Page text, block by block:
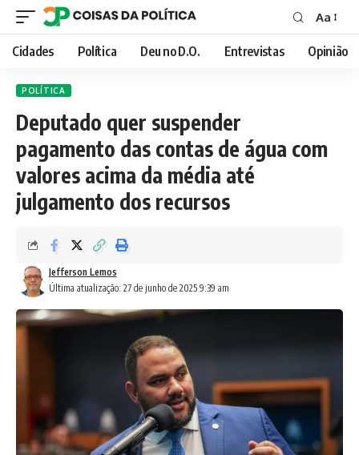
Font
Resizer
Aa
Cidades Política Deu no D.O. Entrevistas Opinião
POLÍTICA
Deputado quer suspender
pagamento das contas de água com
valores acima da média até
julgamento dos recursos
Última atualização: 27 de junho de 2025 9:39 am
Jefferson Lemos